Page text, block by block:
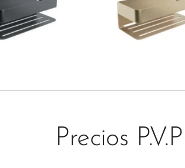
Precios P.V.P